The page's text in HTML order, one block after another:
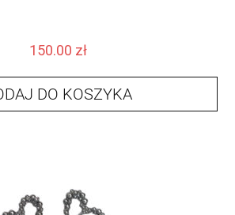
150.00 zł
DO KOSZYKA